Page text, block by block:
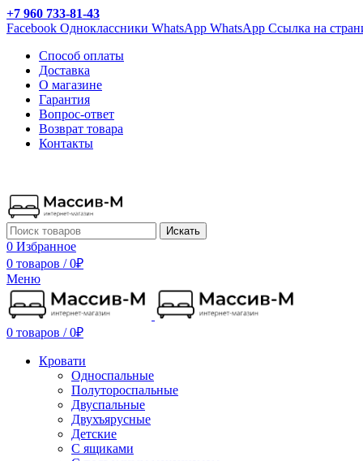
+7 960 733-81-43
Facebook Одноклассники WhatsApp WhatsApp Ссылка на
Способ оплаты
Доставка
О магазине
Гарантия
Вопрос-ответ
Возврат товара
Контакты
Искать
0 Избранное
0 товаров / 0₽
Меню
0 товаров / 0₽
Кровати
Односпальные
Полутороспальные
Двуспальные
Двухъярусные
Детские
С ящиками